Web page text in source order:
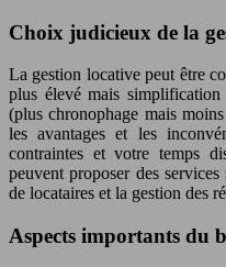
Choix judicieux de la
La gestion locative peut être
plus élevé mais
(plus chronophage mais
les avantages et les
contraintes et votre temps
peuvent proposer des
de locataires et la gestion des
Aspects importants du